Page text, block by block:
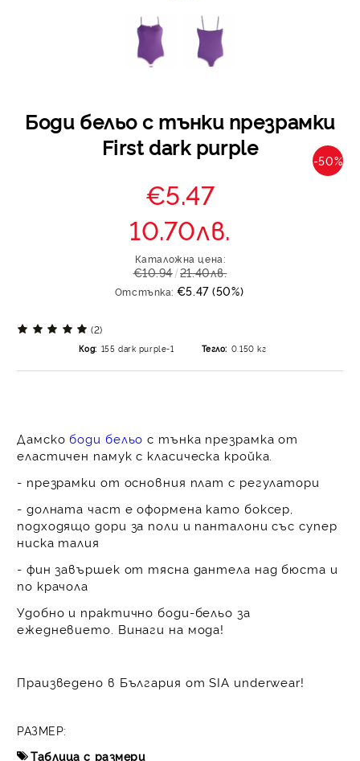
Боди бельо с тънки презрамки
First dark purple
-50%
€5.47
10.70лв.
Каталожна цена:
€10.94 21.40лв.
Отстъпка: €5.47 (50%)
(2)
Код: 155 dark purple-1 Тегло: 0.150 кг
Дамско боди бельо с тънка презрамкаот
еластичен памук с класическа кройка.
- презрамки от основния плат с регулатори
- долната част е оформена като боксер,
подходящо дори за поли и панталони със супер
ниска талия
- фин завършек от тясна дантела над бюста и
по крачола
Удобно и практично боди-бельо за
ежедневието. Винаги на мода!
Праизведено в България от SIA underwear!
РАЗМЕР:
Таблица с размери